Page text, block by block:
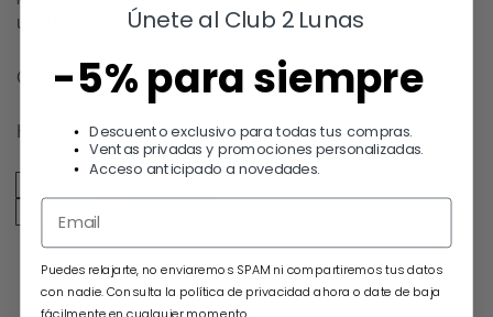
unidades.
GRACIAS POR ELEGIRNOS !!
HAY EXISTENCIAS
Añadir al carrito
Únete al Club 2 Lunas
-5% para siempre
Descuento exclusivo para todas tus compras.
Ventas privadas y promociones personalizadas.
Acceso anticipado a novedades.
Puedes relajarte, no enviaremos SPAM ni compartiremos tus datos
con nadie. Consulta la política de privacidad ahora o date de baja